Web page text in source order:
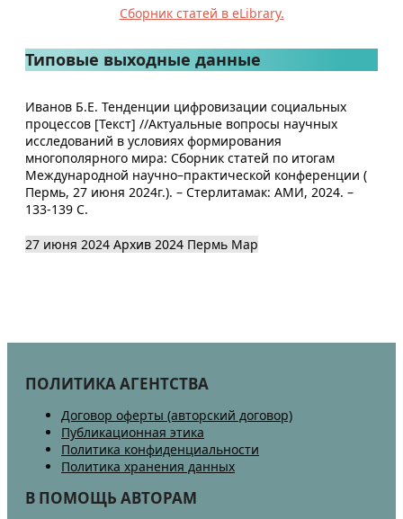
Сборник статей в eLibrary.
Типовые выходные данные
Иванов Б.Е. Тенденции цифровизации социальных
процессов [Текст] //Актуальные вопросы научных
исследований в условиях формирования
многополярного мира: Сборник статей по итогам
Международной научно–практической конференции (
Пермь, 27 июня 2024г.). – Стерлитамак: АМИ, 2024. –
133-139 С.
27 июня 2024 Архив 2024 Пермь Map
ПОЛИТИКА АГЕНТСТВА
Договор оферты (авторский договор)
Публикационная этика
Политика конфиденциальности
Политика хранения данных
В ПОМОЩЬ АВТОРАМ